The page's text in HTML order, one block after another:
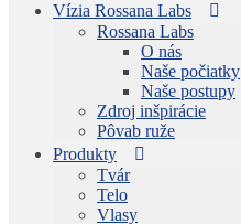
Vízia Rossana Labs
Rossana Labs
O nás
Naše počiatky
Naše postupy
Zdroj inšpirácie
Pôvab ruže
Produkty
Tvár
Telo
Vlasy